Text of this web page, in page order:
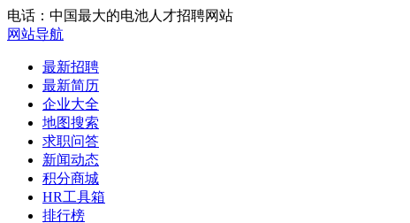
电话：中国最大的电池人才招聘网站
网站导航
最新招聘
最新简历
企业大全
地图搜索
求职问答
新闻动态
积分商城
HR工具箱
排行榜